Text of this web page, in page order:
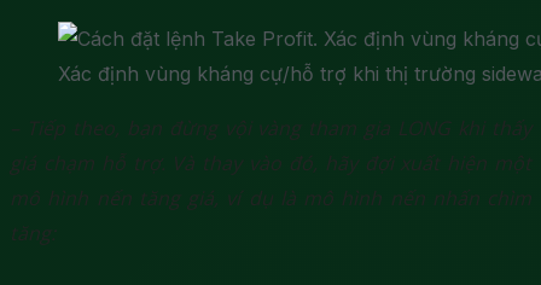
Xác định vùng kháng cự/hỗ trợ khi thị trường
– Tiếp theo, bạn đừng vội vàng tham gia LONG khi thấy
giá chạm hỗ trợ. Và thay vào đó, hãy đợi xuất hiện một
mô hình nến tăng giá, ví dụ là mô hình nến nhấn chìm
tăng: